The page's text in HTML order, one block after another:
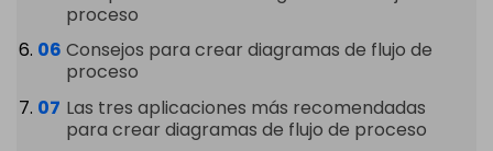
proceso
Consejos para crear diagramas de flujo de
proceso
Las tres aplicaciones más recomendadas
para crear diagramas de flujo de proceso